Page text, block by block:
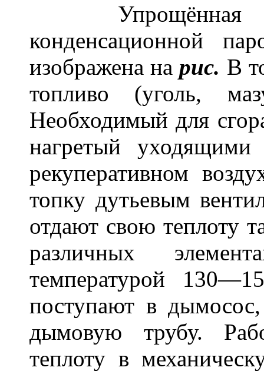
Упрощённая
конденсационной
изображена на рис. В
топливо (уголь,
Необходимый для
нагретый уходящими
рекуперативном
топку дутьевым
отдают свою теплоту
различных
температурой
поступают в
дымовую трубу.
теплоту в